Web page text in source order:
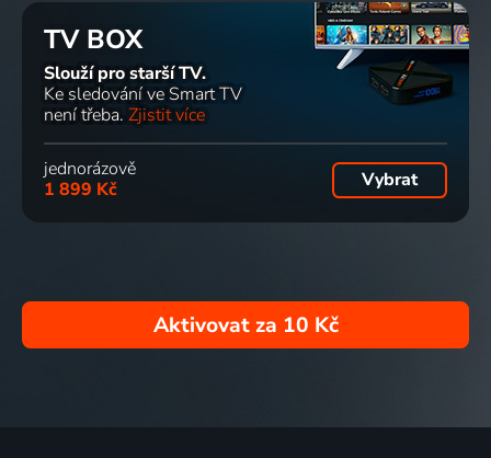
TV BOX
Slouží pro starší TV.
Ke sledování ve Smart TV
není třeba. Zjistit více
jednorázově
1 899 Kč
Vybrat
Aktivovat za 10 Kč